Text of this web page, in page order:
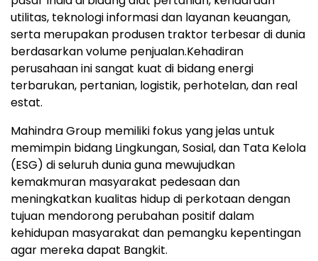
utilitas, teknologi informasi dan layanan keuangan,
serta merupakan produsen traktor terbesar di dunia
berdasarkan volume penjualan.Kehadiran
perusahaan ini sangat kuat di bidang energi
terbarukan, pertanian, logistik, perhotelan, dan real
estat.
Mahindra Group memiliki fokus yang jelas untuk
memimpin bidang Lingkungan, Sosial, dan Tata Kelola
(ESG) di seluruh dunia guna mewujudkan
kemakmuran masyarakat pedesaan dan
meningkatkan kualitas hidup di perkotaan dengan
tujuan mendorong perubahan positif dalam
kehidupan masyarakat dan pemangku kepentingan
agar mereka dapat Bangkit.